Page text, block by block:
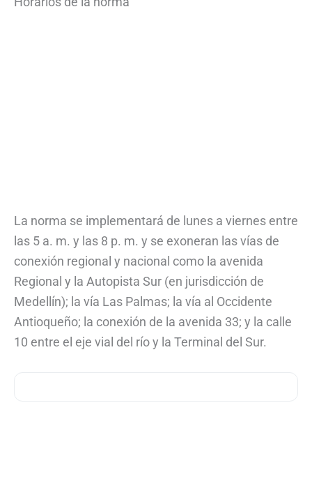
La norma se implementará de lunes a viernes entre
las 5 a. m. y las 8 p. m. y se exoneran las vías de
conexión regional y nacional como la avenida
Regional y la Autopista Sur (en jurisdicción de
Medellín); la vía Las Palmas; la vía al Occidente
Antioqueño; la conexión de la avenida 33; y la calle
10 entre el eje vial del río y la Terminal del Sur.